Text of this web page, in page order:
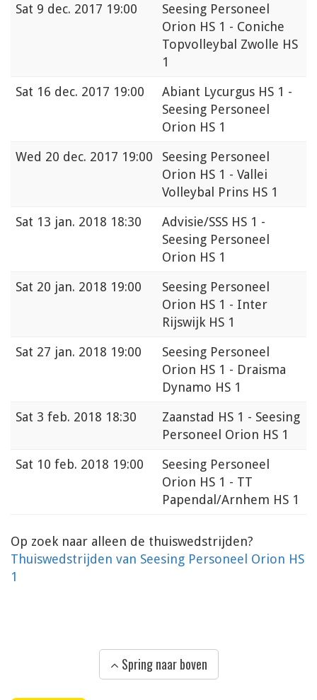
Sat 9 dec. 2017 19:00
Seesing Personeel
Orion HS 1 - Coniche
Topvolleybal Zwolle HS
1
Sat 16 dec. 2017 19:00
Abiant Lycurgus HS 1 -
Seesing Personeel
Orion HS 1
Wed 20 dec. 2017 19:00
Seesing Personeel
Orion HS 1 - Vallei
Volleybal Prins HS 1
Sat 13 jan. 2018 18:30
Advisie/SSS HS 1 -
Seesing Personeel
Orion HS 1
Sat 20 jan. 2018 19:00
Seesing Personeel
Orion HS 1 - Inter
Rijswijk HS 1
Sat 27 jan. 2018 19:00
Seesing Personeel
Orion HS 1 - Draisma
Dynamo HS 1
Sat 3 feb. 2018 18:30
Zaanstad HS 1 - Seesing
Personeel Orion HS 1
Sat 10 feb. 2018 19:00
Seesing Personeel
Orion HS 1 - TT
Papendal/Arnhem HS 1
Op zoek naar alleen de thuiswedstrijden?
Thuiswedstrijden van Seesing Personeel Orion HS
1
Spring naar boven